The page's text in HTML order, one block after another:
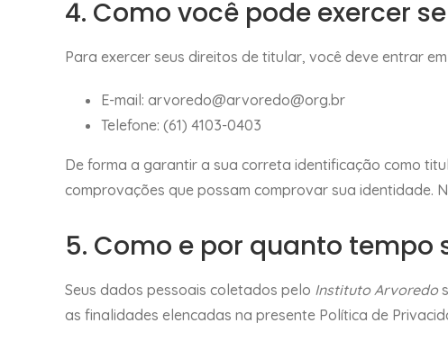
4. Como você pode exercer
Para exercer seus direitos de titular, você deve entrar
E-mail: arvoredo@arvoredo@org.br
Telefone: (61) 4103-0403
De forma a garantir a sua correta identificação como
comprovações que possam comprovar sua identidade.
5. Como e por quanto tempo
Seus dados pessoais coletados pelo Instituto Arvoredo
as finalidades elencadas na presente Política de